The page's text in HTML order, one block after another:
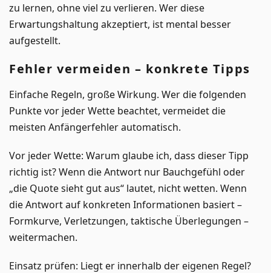
zu lernen, ohne viel zu verlieren. Wer diese
Erwartungshaltung akzeptiert, ist mental besser
aufgestellt.
Fehler vermeiden – konkrete Tipps
Einfache Regeln, große Wirkung. Wer die folgenden
Punkte vor jeder Wette beachtet, vermeidet die
meisten Anfängerfehler automatisch.
Vor jeder Wette: Warum glaube ich, dass dieser Tipp
richtig ist? Wenn die Antwort nur Bauchgefühl oder
„die Quote sieht gut aus“ lautet, nicht wetten. Wenn
die Antwort auf konkreten Informationen basiert –
Formkurve, Verletzungen, taktische Überlegungen –
weitermachen.
Einsatz prüfen: Liegt er innerhalb der eigenen Regel?